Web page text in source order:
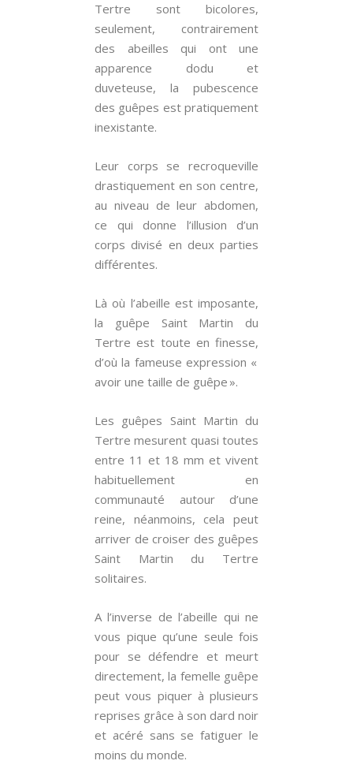
Tertre sont bicolores,
seulement, contrairement
des abeilles qui ont une
apparence dodu et
duveteuse, la pubescence
des guêpes est pratiquement
inexistante.
Leur corps se recroqueville
drastiquement en son centre,
au niveau de leur abdomen,
ce qui donne l’illusion d’un
corps divisé en deux parties
différentes.
Là où l’abeille est imposante,
la guêpe Saint Martin du
Tertre est toute en finesse,
d’où la fameuse expression «
avoir une taille de guêpe ».
Les guêpes Saint Martin du
Tertre mesurent quasi toutes
entre 11 et 18 mm et vivent
habituellement en
communauté autour d’une
reine, néanmoins, cela peut
arriver de croiser des guêpes
Saint Martin du Tertre
solitaires.
A l’inverse de l’abeille qui ne
vous pique qu’une seule fois
pour se défendre et meurt
directement, la femelle guêpe
peut vous piquer à plusieurs
reprises grâce à son dard noir
et acéré sans se fatiguer le
moins du monde.